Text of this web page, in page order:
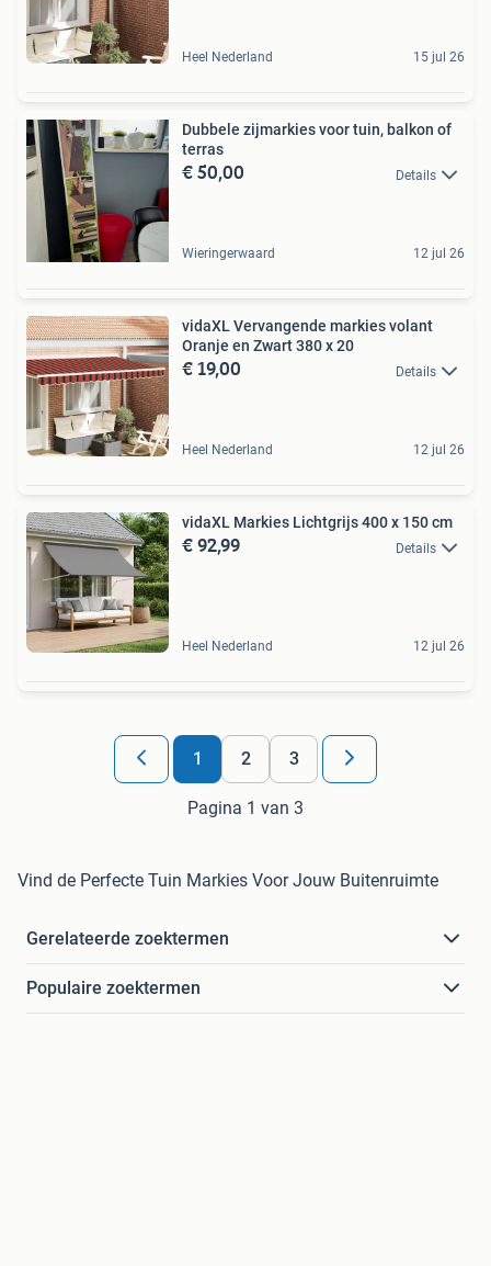
Heel Nederland 15 jul 26
Dubbele zijmarkies voor tuin, balkon of
terras
€ 50,00 Details
Wieringerwaard 12 jul 26
vidaXL Vervangende markies volant
Oranje en Zwart 380 x 20
€ 19,00 Details
Heel Nederland 12 jul 26
vidaXL Markies Lichtgrijs 400 x 150 cm
€ 92,99 Details
Heel Nederland 12 jul 26
1 2 3
Pagina 1 van 3
Vind de Perfecte Tuin Markies Voor Jouw Buitenruimte
Gerelateerde zoektermen
Populaire zoektermen